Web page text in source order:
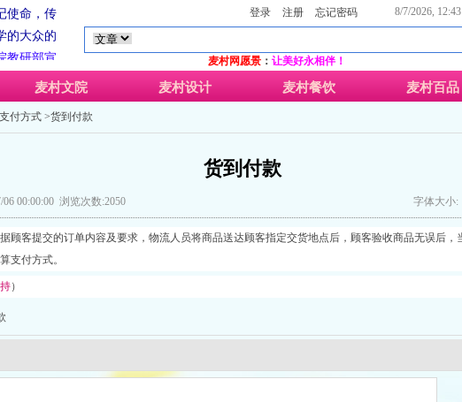
麦村文院 麦村设计 麦村餐饮 麦村百品
8/7/2026,
登录 注册 忘记密码
命，传
的大众的
教研部宣
上交流互
8月16日辰
命，传
的大众的
教研部宣
麦村网愿景 ： 让美好永相伴！
支付方式 >货到付款
货到付款
06 00:00:00 浏览次数:2050 字体大小:
顾客提交的订单内容及要求，物流人员将商品送达顾客指定交货地点后，顾客验收商品无误后，
支付方式。
）